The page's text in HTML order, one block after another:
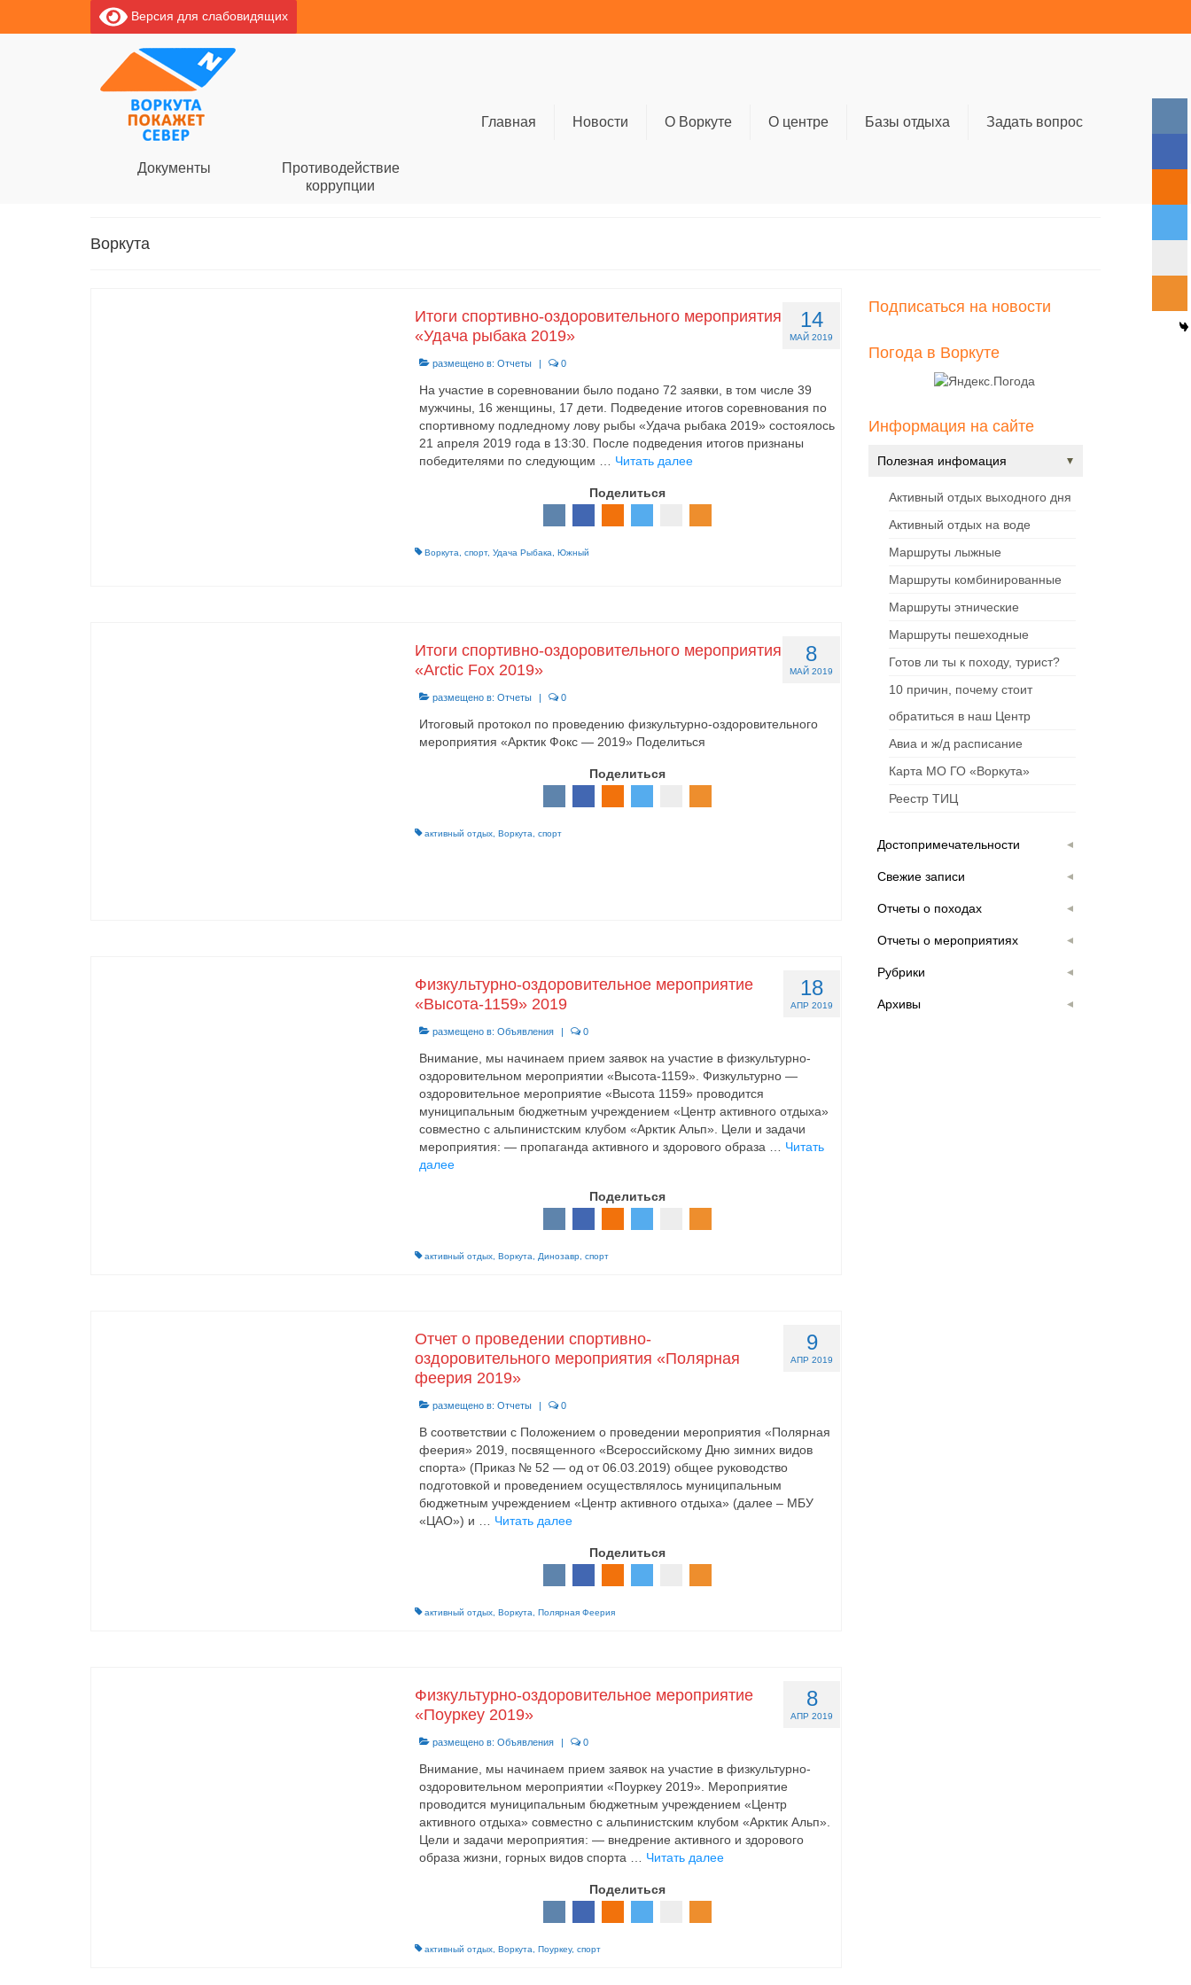
Версия для слабовидящих
Главная Новости О Воркуте О центре Базы отдыха Задать вопрос
Документы
Противодействие
коррупции
Воркута
14
МАЙ 2019
Итоги спортивно-оздоровительного мероприятия
«Удача рыбака 2019»
размещено в: Отчеты | 0
На участие в соревновании было подано 72 заявки, в том числе 39
мужчины, 16 женщины, 17 дети. Подведение итогов соревнования по
спортивному подледному лову рыбы «Удача рыбака 2019» состоялось
21 апреля 2019 года в 13:30. После подведения итогов признаны
победителями по следующим … Читать далее
Поделиться
Воркута спорт, Удача Рыбака Южный
8
МАЙ 2019
Итоги спортивно-оздоровительного мероприятия
«Arctic Fox 2019»
размещено в: Отчеты | 0
Итоговый протокол по проведению физкультурно-оздоровительного
мероприятия «Арктик Фокс — 2019» Поделиться
Поделиться
активный отдых, Воркута спорт
18
АПР 2019
Физкультурно-оздоровительное мероприятие
«Высота-1159» 2019
размещено в: Объявления | 0
Внимание, мы начинаем прием заявок на участие в физкультурно-
оздоровительном мероприятии «Высота-1159». Физкультурно —
оздоровительное мероприятие «Высота 1159» проводится
муниципальным бюджетным учреждением «Центр активного отдыха»
совместно с альпинистским клубом «Арктик Альп». Цели и задачи
мероприятия: — пропаганда активного и здорового образа … Читать
далее
Поделиться
активный отдых, Воркута Динозавр, спорт
9
АПР 2019
Отчет о проведении спортивно-
оздоровительного мероприятия «Полярная
феерия 2019»
размещено в: Отчеты | 0
В соответствии с Положением о проведении мероприятия «Полярная
феерия» 2019, посвященного «Всероссийскому Дню зимних видов
спорта» (Приказ № 52 — од от 06.03.2019) общее руководство
подготовкой и проведением осуществлялось муниципальным
бюджетным учреждением «Центр активного отдыха» (далее – МБУ
«ЦАО») и … Читать далее
Поделиться
активный отдых, Воркута Полярная Феерия
8
АПР 2019
Физкультурно-оздоровительное мероприятие
«Поуркеу 2019»
размещено в: Объявления | 0
Внимание, мы начинаем прием заявок на участие в физкультурно-
оздоровительном мероприятии «Поуркеу 2019». Мероприятие
проводится муниципальным бюджетным учреждением «Центр
активного отдыха» совместно с альпинистским клубом «Арктик Альп».
Цели и задачи мероприятия: — внедрение активного и здорового
образа жизни, горных видов спорта … Читать далее
Поделиться
активный отдых, Воркута Поуркеу, спорт
Подписаться на новости
Погода в Воркуте
Информация на сайте
Полезная инфомация
Активный отдых выходного дня
Активный отдых на воде
Маршруты лыжные
Маршруты комбинированные
Маршруты этнические
Маршруты пешеходные
Готов ли ты к походу, турист?
10 причин, почему стоит
обратиться в наш Центр
Авиа и ж/д расписание
Карта МО ГО «Воркута»
Реестр ТИЦ
Достопримечательности
Свежие записи
Отчеты о походах
Отчеты о мероприятиях
Рубрики
Архивы